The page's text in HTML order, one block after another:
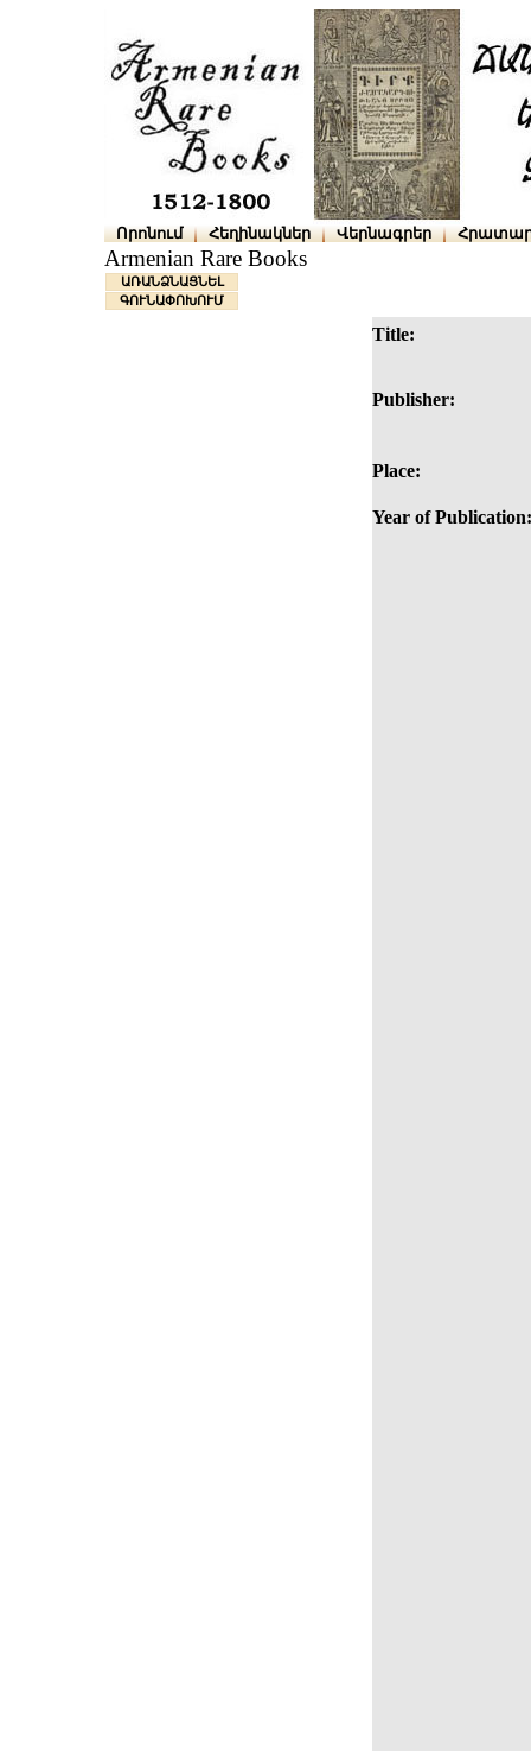
Որոնում Հեղինակներ Վերնագրեր
Armenian Rare Books
ԱՌԱՆՁՆԱՑՆԵԼ
ԳՈՒՆԱՓՈԽՈՒՄ
Title:
Publisher:
Place:
Year of Publication: